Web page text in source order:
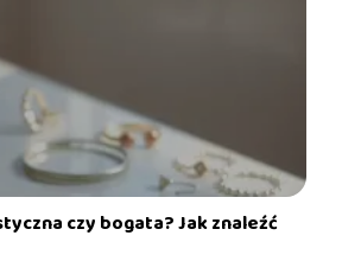
czy bogata? Jak znaleźć